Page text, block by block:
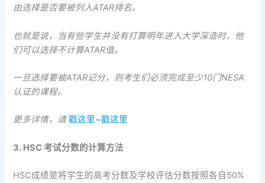
由选择是否要被列入ATAR排名。
也就是说，当有些学生并没有打算明年进入大学深造时，他
们可以选择不计算ATAR值。
一旦选择要被ATAR记分，则考生们必须完成至少10门NESA
认证的课程。
更多详情，请戳这里~戳这里
3. HSC 考试分数的计算方法
HSC成绩是将学生的高考分数及学校评估分数按照各自50%